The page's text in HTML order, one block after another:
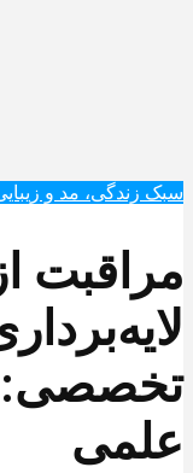
سبک زندگی، مد و
مراقبت
تخصصی:
علمی